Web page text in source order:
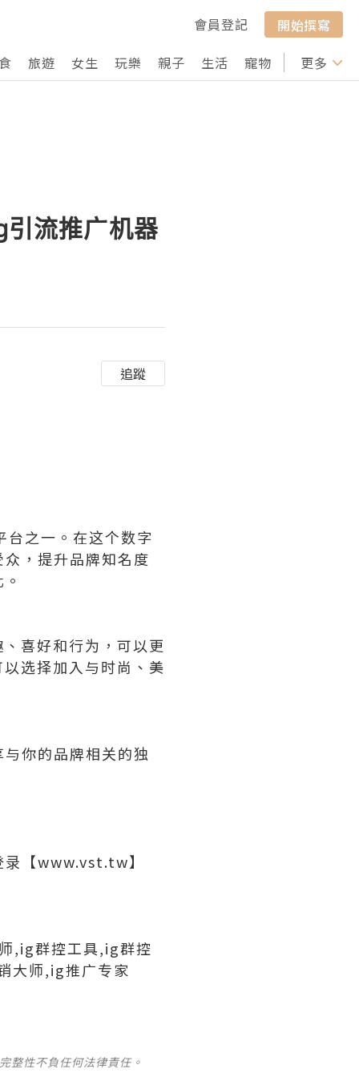
會員登記
開始撰寫
旅遊 女生 玩樂 親子 生活 寵物 行山 打卡
更多
流推广机器
追蹤
之一。在这个数字
，提升品牌知名度
喜好和行为，可以更
选择加入与时尚、美
你的品牌相关的独
【www.vst.tw】
,ig群控工具,ig群控
大师,ig推广专家
整性不負任何法律責任。